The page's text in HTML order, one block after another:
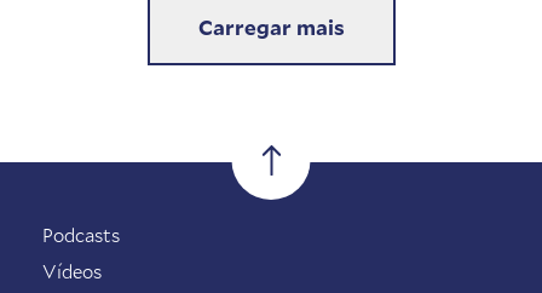
Carregar mais
Podcasts
Vídeos